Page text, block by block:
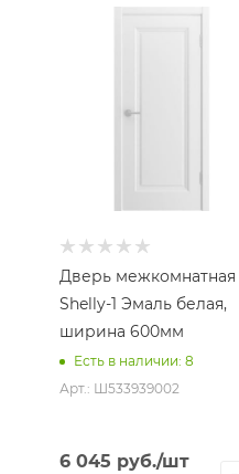
Дверь межкомнатная
Shelly-1 Эмаль белая,
ширина 600мм
Есть в наличии: 8
Арт.: Ш533939002
6 045 руб./шт